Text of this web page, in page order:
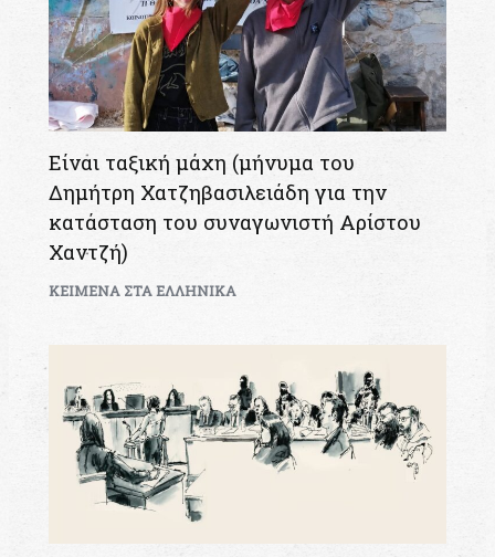
Είναι ταξική μάχη (μήνυμα του
Δημήτρη Χατζηβασιλειάδη για την
κατάσταση του συναγωνιστή Αρίστου
Χαντζή)
KEIMENA ΣΤΑ ΕΛΛΗΝΙΚΑ